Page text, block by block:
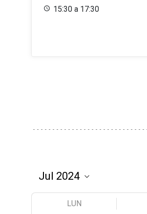
15:30 a 17:30
LUN